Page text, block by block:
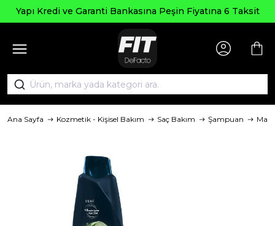
ve Garanti Bankasına Peşin Fiyatına 6 Taksit
Ana Sayfa Kozmetik - Kişisel Bakım Saç Bakım Şampuan